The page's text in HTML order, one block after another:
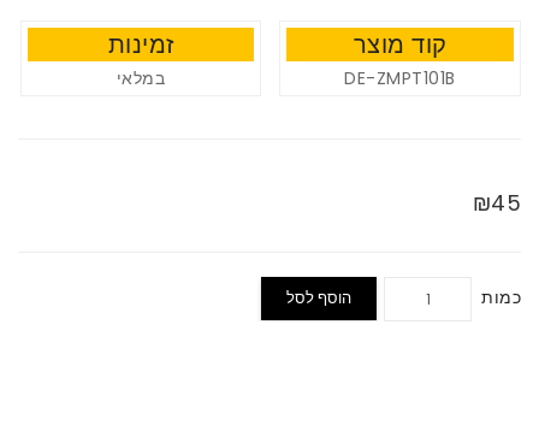
קוד מוצר
DE-ZMPT101B
זמינות
במלאי
₪45
כמות הוסף לסל